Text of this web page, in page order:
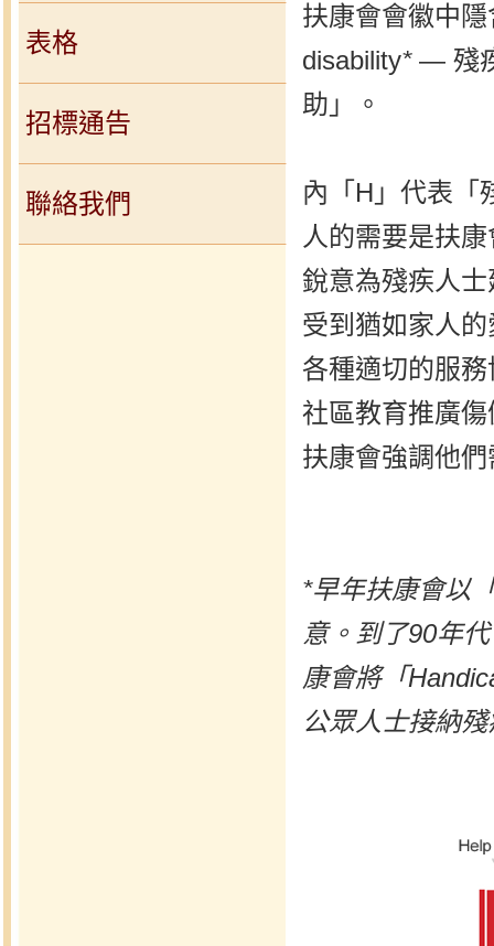
表格
招標通告
聯絡我們
扶康會會徽中
disability*— 殘
助」。
內「H」代表「
人的需要是扶
銳意為殘疾人
受到猶如家人
各種適切的服
社區教育推廣
扶康會強調他
*早年扶康會以
意。到了90年
康會將「
公眾人士接納